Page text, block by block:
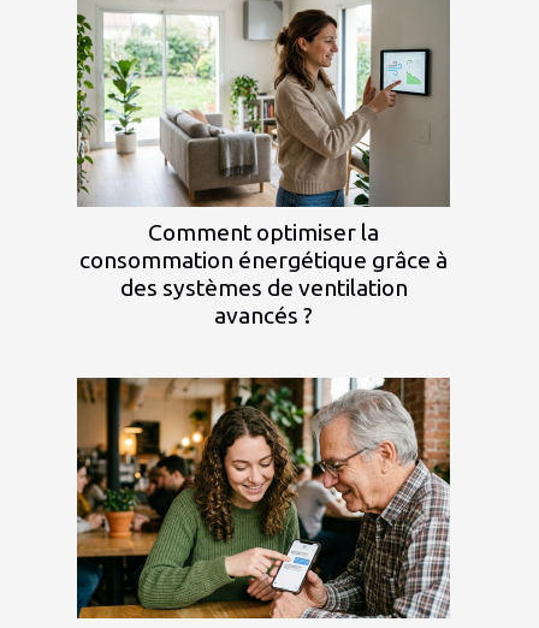
Comment optimiser la
consommation énergétique grâce à
des systèmes de ventilation
avancés ?